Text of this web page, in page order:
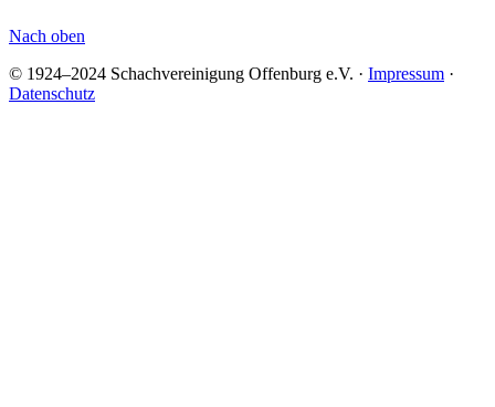
Nach oben
© 1924–2024 Schachvereinigung Offenburg e.V. · Impressum ·
Datenschutz